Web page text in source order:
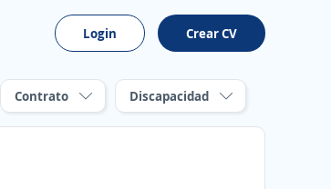
Login Crear CV
Contrato Discapacidad